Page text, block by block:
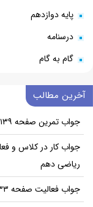
پایه دوازدهم
درسنامه
گام به گام
آخرین مطالب
جواب تمرین صفحه ۱۳۹ و ۱۴۰ ریاضی دهم
ریاضی دهم
جواب فعالیت صفحه ۱۳۳ ریاضی دهم